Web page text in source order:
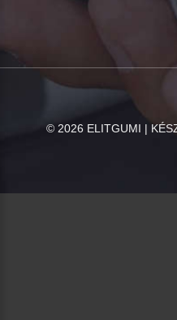
© 2026 ELITGUMI |